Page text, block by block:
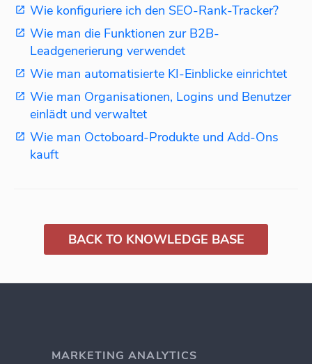
Wie konfiguriere ich den SEO-Rank-Tracker?
Wie man die Funktionen zur B2B-
Leadgenerierung verwendet
Wie man automatisierte KI-Einblicke einrichtet
Wie man Organisationen, Logins und Benutzer
einlädt und verwaltet
Wie man Octoboard-Produkte und Add-Ons
kauft
BACK TO KNOWLEDGE BASE
MARKETING ANALYTICS